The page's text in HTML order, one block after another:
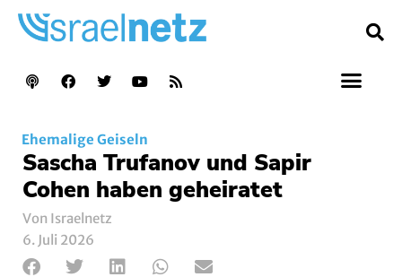
Ehemalige Geiseln
Sascha Trufanov und Sapir
Cohen haben geheiratet
Von Israelnetz
6. Juli 2026